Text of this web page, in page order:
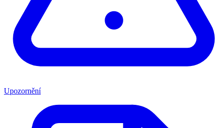
Upozornění